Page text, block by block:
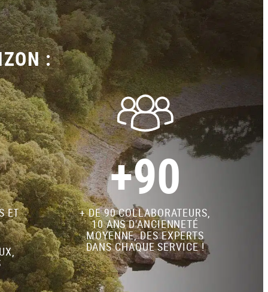
:
ET
+90
+ DE 90 COLLABORATEURS,
10 ANS D'ANCIENNETÉ
MOYENNE, DES EXPERTS
DANS CHAQUE SERVICE !